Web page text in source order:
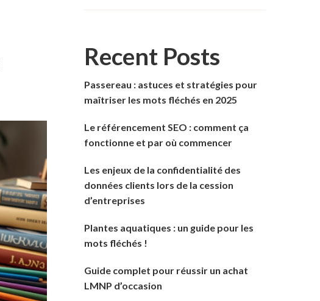
Recent Posts
Passereau : astuces et stratégies pour
maîtriser les mots fléchés en 2025
Le référencement SEO : comment ça
fonctionne et par où commencer
Les enjeux de la confidentialité des
données clients lors de la cession
d’entreprises
Plantes aquatiques : un guide pour les
mots fléchés !
Guide complet pour réussir un achat
LMNP d’occasion